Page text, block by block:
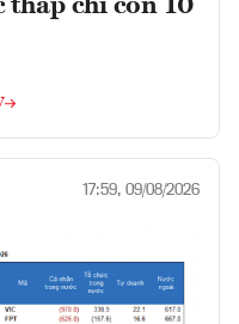
thấp chỉ còn 10
17:59, 09/08/2026